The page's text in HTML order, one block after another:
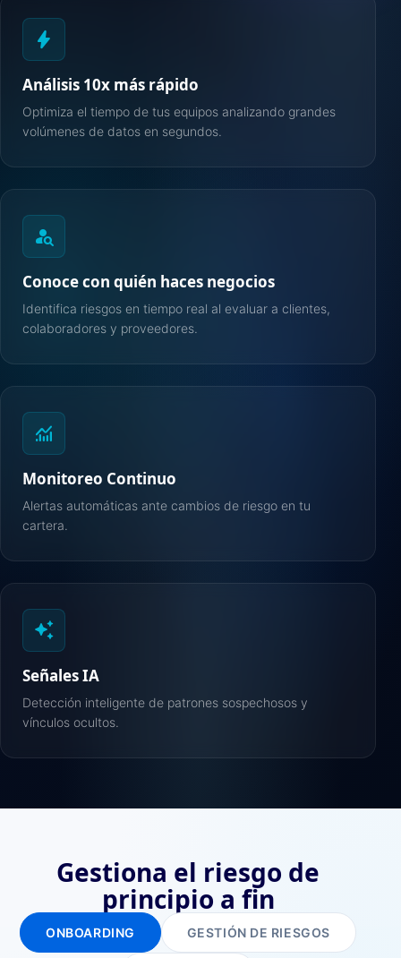
bolt
Análisis 10x más rápido
Optimiza el tiempo de tus equipos analizando grandes
volúmenes de datos en segundos.
person_search
Conoce con quién haces negocios
Identifica riesgos en tiempo real al evaluar a clientes,
colaboradores y proveedores.
monitoring
Monitoreo Continuo
Alertas automáticas ante cambios de riesgo en tu
cartera.
auto_awesome
Señales IA
Detección inteligente de patrones sospechosos y
vínculos ocultos.
Gestiona el riesgo de
principio a fin
ONBOARDING GESTIÓN DE RIESGOS